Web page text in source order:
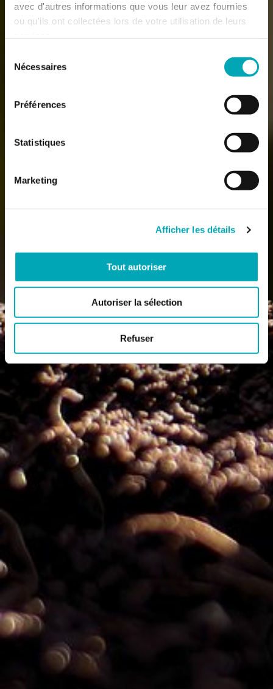
avec d'autres informations que vous leur avez fournies
ou qu'ils ont collectées lors de votre utilisation de leurs
Nécessaires
Préférences
Statistiques
Marketing
Afficher les détails
Tout autoriser
Autoriser la sélection
Refuser